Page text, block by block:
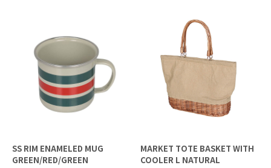
SS RIM ENAMELED MUG
GREEN/RED/GREEN
MARKET TOTE BASKET WITH
COOLER L NATURAL